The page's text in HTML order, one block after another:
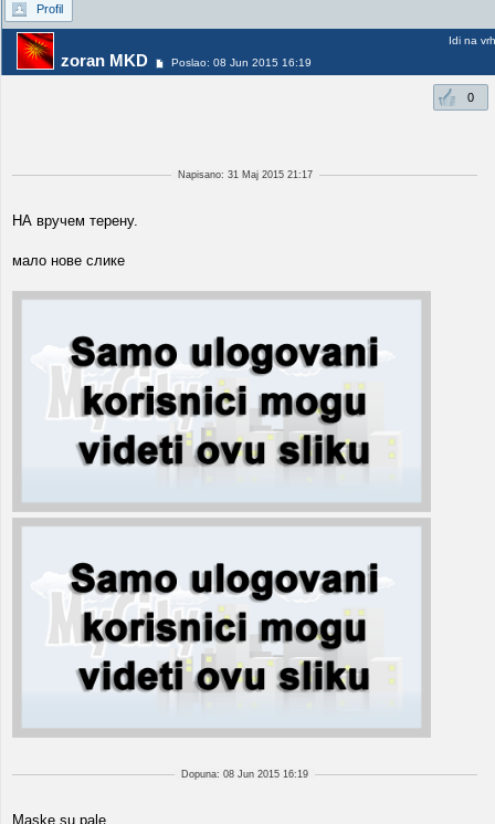
Profil
zoran MKD Poslao: 08 Jun 2015 16:19
Idi na vrh
0
Napisano: 31 Maj 2015 21:17
НА вручем терену.
мало нове слике
Dopuna: 08 Jun 2015 16:19
Maske su pale